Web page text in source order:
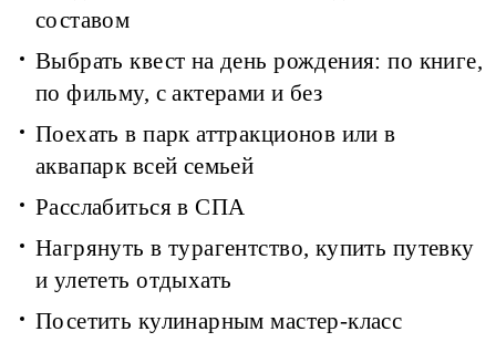
составом
Выбрать квест на день рождения: по книге,
по фильму, с актерами и без
Поехать в парк аттракционов или в
аквапарк всей семьей
Расслабиться в СПА
Нагрянуть в турагентство, купить путевку
и улететь отдыхать
Посетить кулинарным мастер-класс